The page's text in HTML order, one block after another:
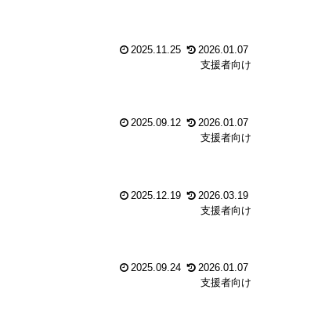
2025.11.25
2026.01.07
支援者向け
2025.09.12
2026.01.07
支援者向け
2025.12.19
2026.03.19
支援者向け
2025.09.24
2026.01.07
支援者向け